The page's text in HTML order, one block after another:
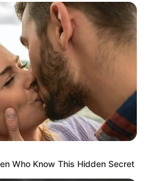
Who Know This Hidden Secret